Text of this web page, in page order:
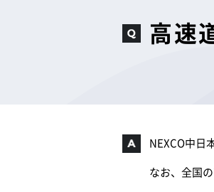
高速
NEXCO中日
なお、全国